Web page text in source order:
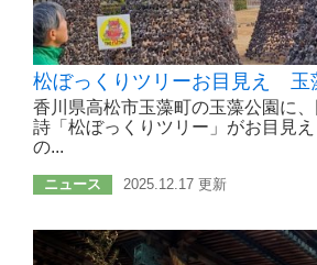
松ぼっくりツリーお目見え 玉
香川県高松市玉藻町の玉藻公園に
詩「松ぼっくりツリー」がお目見
の...
ニュース 2025.12.17 更新